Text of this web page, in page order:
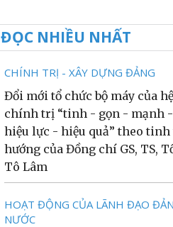
ĐỌC NHIỀU NHẤT
CHÍNH TRỊ - XÂY DỰNG ĐẢNG
Đổi mới tổ chức bộ máy của
chính trị “tinh - gọn - mạnh
hiệu lực - hiệu quả” theo
hướng của Đồng chí GS, TS,
Tô Lâm
HOẠT ĐỘNG CỦA LÃNH ĐẠO
NƯỚC